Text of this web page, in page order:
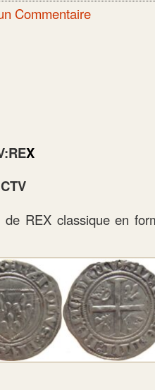
Commentaire
X
REX classique en